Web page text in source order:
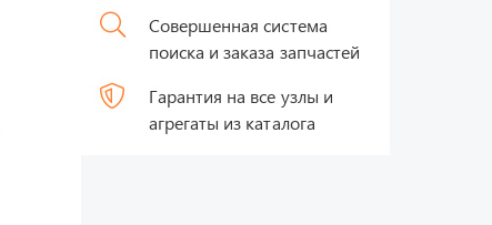
Совершенная система
поиска и заказа запчастей
Гарантия на все узлы и
агрегаты из каталога